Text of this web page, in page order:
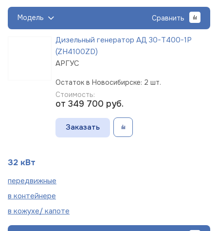
Модель Сравнить
Дизельный генератор АД 30-Т400-1Р
(ZH4100ZD)
АРГУС
Остаток в Новосибирске: 2 шт.
Стоимость:
от 349 700 руб.
Заказать
32 кВт
передвижные
в контейнере
в кожухе/ капоте